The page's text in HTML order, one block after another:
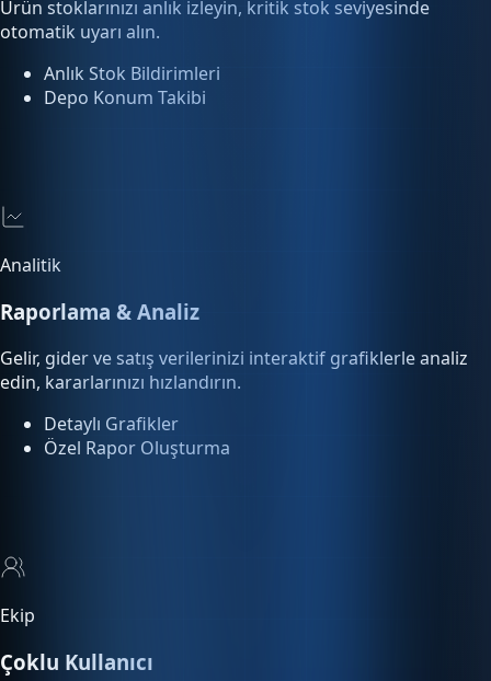
Depo Konum Takibi
Raporlama & Analiz
Gelir, gider ve satış verilerinizi interaktif grafiklerle analiz
edin, kararlarınızı hızlandırın.
Özel Rapor Oluşturma
Çoklu Kullanıcı
Ekip üyelerinize rol bazlı yetki tanımlayın. Kimin ne yaptığını
işlem loglarından takip edin.